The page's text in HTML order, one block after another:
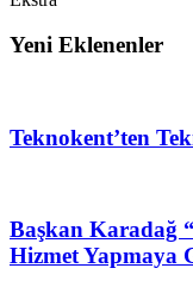
Yeni Eklenenler
Teknokent’ten
Başkan Karadağ
Hizmet Yapmaya